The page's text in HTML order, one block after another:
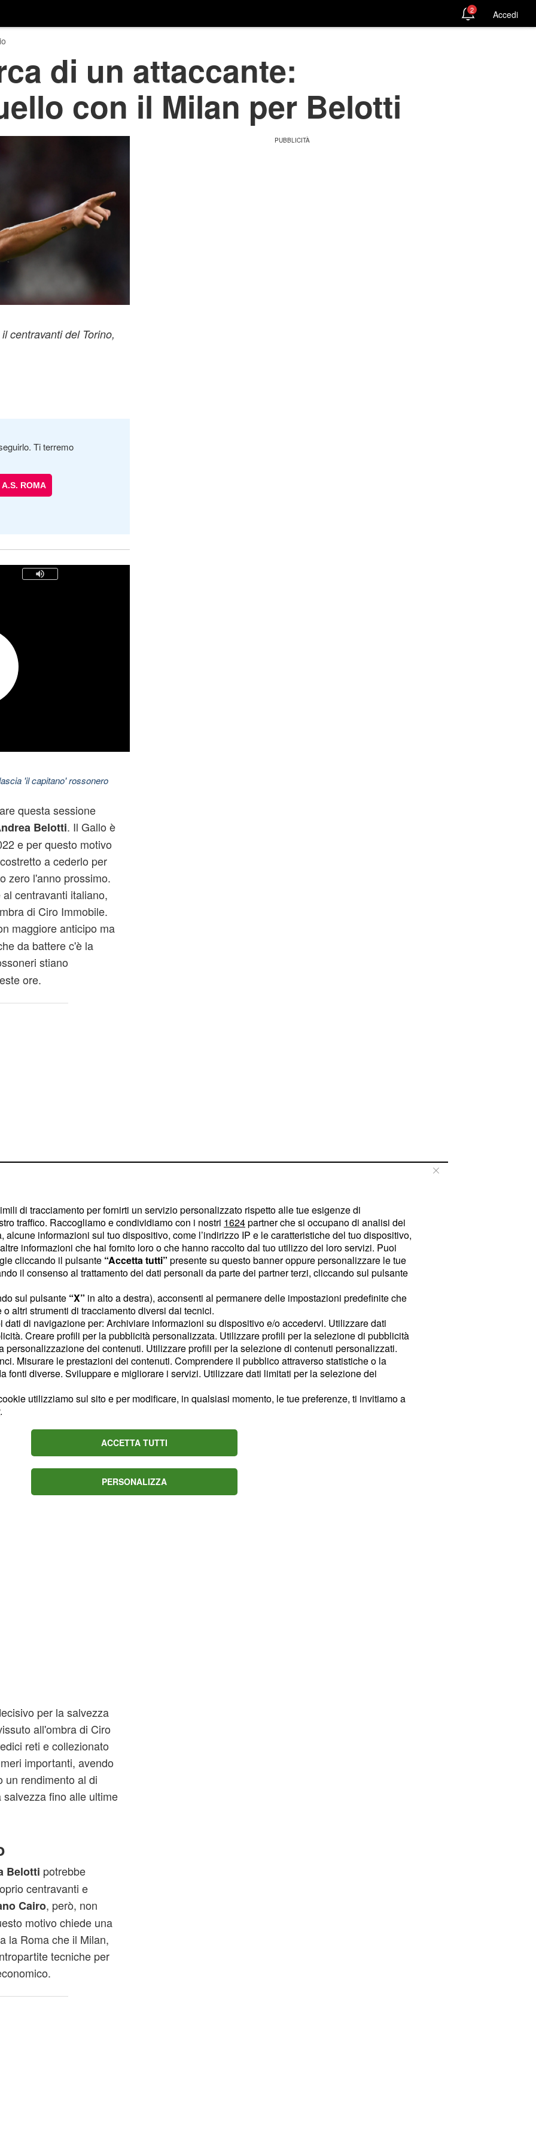
2 Accedi
di un attaccante:
con il Milan per Belotti
centravanti del Torino,
Ti terremo
A.S. ROMA
'il capitano' rossonero
questa sessione
Belotti. Il Gallo è
e per questo motivo
a cederlo per
zero l'anno prossimo.
centravanti italiano,
di Ciro Immobile.
maggiore anticipo ma
da battere c'è la
stiano
ore.
per Belotti
da regalare aJosé
Vista l'incertezza
ceduto e piace sempre
messo gli occhi su
la maglia da
prestito dal Real
capitolini già nelle
non è mai decollato
privarsene.
sempre il vivo
tesserando in queste
sulle condizioni
al ginocchio.
per la salvezza
all'ombra di Ciro
reti e collezionato
importanti, avendo
un rendimento al di
fino alle ultime
Belotti potrebbe
centravanti e
Cairo, però, non
motivo chiede una
la Roma che il Milan,
tecniche per
di tracciamento per fornirti un servizio personalizzato rispetto alle tue esigenze di
traffico. Raccogliamo e condividiamo con i nostri 1624partner che si occupano di analisi dei
informazioni sul tuo dispositivo, come l’indirizzo IP e le caratteristiche del tuo dispositivo,
informazioni che hai fornito loro o che hanno raccolto dal tuo utilizzo dei loro servizi. Puoi
cliccando il pulsante “Accetta tutti” presente su questo banner oppure personalizzare le tue
il consenso al trattamento dei dati personali da parte dei partner terzi, cliccando sul pulsante
sul pulsante “X” in alto a destra), acconsenti al permanere delle impostazioni predefinite che
altri strumenti di tracciamento diversi dai tecnici.
dati di navigazione per: Archiviare informazioni su dispositivo e/o accedervi. Utilizzare dati
Creare profili per la pubblicità personalizzata. Utilizzare profili per la selezione di pubblicità
personalizzazione dei contenuti. Utilizzare profili per la selezione di contenuti personalizzati.
Misurare le prestazioni dei contenuti. Comprendere il pubblico attraverso statistiche o la
fonti diverse. Sviluppare e migliorare i servizi. Utilizzare dati limitati per la selezione dei
utilizziamo sul sito e per modificare, in qualsiasi momento, le tue preferenze, ti invitiamo a
.
ACCETTA TUTTI
PERSONALIZZA